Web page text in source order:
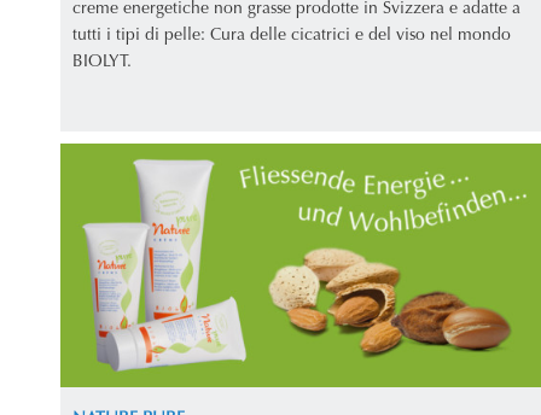
creme energetiche non grasse prodotte in Svizzera e adatte a
tutti i tipi di pelle: Cura delle cicatrici e del viso nel mondo
BIOLYT.